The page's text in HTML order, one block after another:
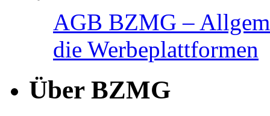
AGB BZMG –
die Werbeplattformen
Über BZMG